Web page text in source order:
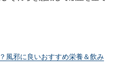
風邪に良いおすすめ栄養＆飲み